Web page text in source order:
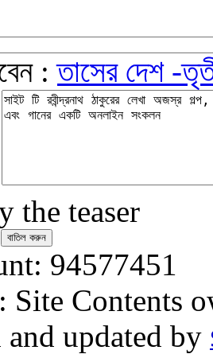
:তাসের দেশ -
the teaser
94577451
Site Contents
updated by